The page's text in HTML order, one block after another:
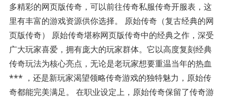
多精彩的网页版传奇，可以前往传奇私服传奇开服表，这
里有丰富的游戏资源供你选择。 原始传奇（复古经典的网
页版传奇） 原始传奇堪称网页版传奇中的经典之作，深受
广大玩家喜爱，拥有庞大的玩家群体。它以高度复刻经典
传奇玩法为核心亮点，无论是老玩家想要重温当年的热血
*** ，还是新玩家渴望领略传奇游戏的独特魅力，原始传
奇都能完美满足。 在职业设定上，原始传奇保留了传奇游